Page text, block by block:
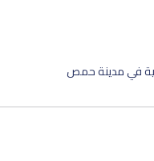
في مدينة حمص